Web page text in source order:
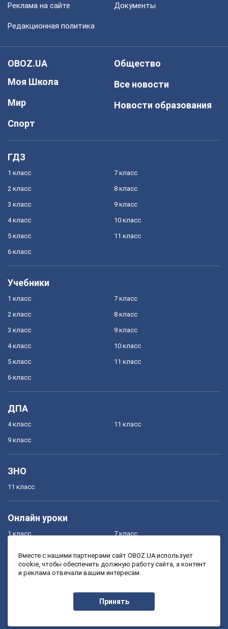
Реклама на сайте Документы
Редакционная политика
OBOZ.UA
Моя Школа
Мир
Спорт
Общество
Все новости
Новости образования
ГДЗ
1 класс
2 класс
3 класс
4 класс
5 класс
6 класс
7 класс
8 класс
9 класс
10 класс
11 класс
Учебники
1 класс
2 класс
3 класс
4 класс
5 класс
6 класс
7 класс
8 класс
9 класс
10 класс
11 класс
ДПА
4 класс
9 класс
11 класс
ЗНО
11 класс
Онлайн уроки
1 класс
3 класс
7 класс
9 класс
Вместе с нашими партнерами сайт OBOZ.UA использует
cookie, чтобы обеспечить должную работу сайта, а контент
и реклама отвечали вашим интересам.
Принять